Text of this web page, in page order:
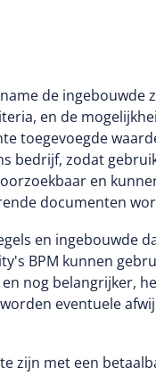
de
en de
toegevoegde
bedrijf, zodat
en
documenten
en ingebouwde
BPM kunnen
nog belangrijker,
eventuele
zijn met een